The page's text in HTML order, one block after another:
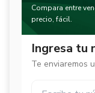
Compara entre
precio, fácil.
Ingresa tu
Te enviaremos